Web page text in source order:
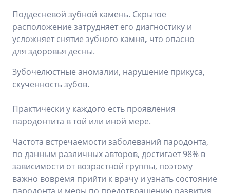
Поддесневой зубной камень. Скрытое
расположение затрудняет его диагностику и
усложняет снятие зубного камня, что опасно
для здоровья десны.
Зубочелюстные аномалии, нарушение прикуса,
скученность зубов.
Практически у каждого есть проявления
пародонтита в той или иной мере.
Частота встречаемости заболеваний пародонта,
по данным различных авторов, достигает 98% в
зависимости от возрастной группы, поэтому
важно вовремя прийти к врачу и узнать состояние
пародонта и меры по предотвращению развития